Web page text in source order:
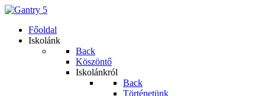
Főoldal
Iskolánk
Back
Köszöntő
Iskolánkról
Back
Történetünk